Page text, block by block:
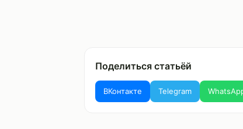
Поделиться статьёй
ВКонтакте Telegram